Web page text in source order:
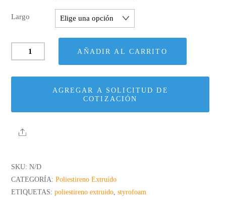
Largo
Styrofoam
cantidad
AÑADIR AL CARRITO
AGREGAR A SOLICITUD DE
COTIZACIÓN
Share
SKU:N/D
CATEGORÍA:Poliestireno Extruído
ETIQUETAS:poliestireno extruido,styrofoam